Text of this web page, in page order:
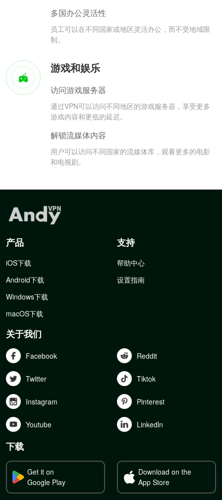
多国办公灵活性
员工可以在不同国家或地区灵活办公，而不受地域限
制。
游戏和娱乐
访问游戏服务器
通过VPN可以访问不同地区的游戏服务器，享受更多
游戏内容和更低的延迟。
解锁流媒体内容
用户可以访问不同国家的流媒体库，观看更多的电影
和电视剧。
产品
iOS下载
Android下载
Windows下载
macOS下载
支持
帮助中心
设置指南
关于我们
Facebook Reddit
Twitter Tiktok
Instagram Pinterest
Youtube Linkedln
下载
Get it on
Google Play
Download on the
App Store